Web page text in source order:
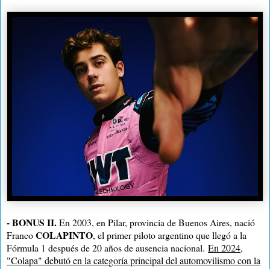
- BONUS II.En 2003, en Pilar, provincia de Buenos Aires, nació
FrancoCOLAPINTO, el primer piloto argentino que llegó a la
Fórmula 1 después de 20 años de ausencia nacional. En 2024,
"Colapa" debutó en la categoría principal del automovilismo con la